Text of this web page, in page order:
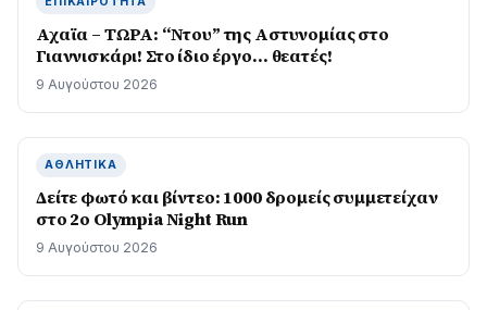
Αχαϊα – ΤΩΡΑ: “Ντου” της Αστυνομίας στο
Γιαννισκάρι! Στο ίδιο έργο… θεατές!
9 Αυγούστου 2026
ΑΘΛΗΤΙΚΆ
Δείτε φωτό και βίντεο: 1000 δρομείς συμμετείχαν
στο 2ο Olympia Night Run
9 Αυγούστου 2026